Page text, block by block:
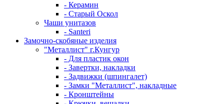
- Керамин
- Старый Оскол
Чаши унитазов
- Santeri
Замочно-скобяные изделия
"Металлист" г.Кунгур
- Для пластик окон
- Завертки, накладки
- Задвижки (шпингалет)
- Замки "Металлист", накладные
- Кронштейны